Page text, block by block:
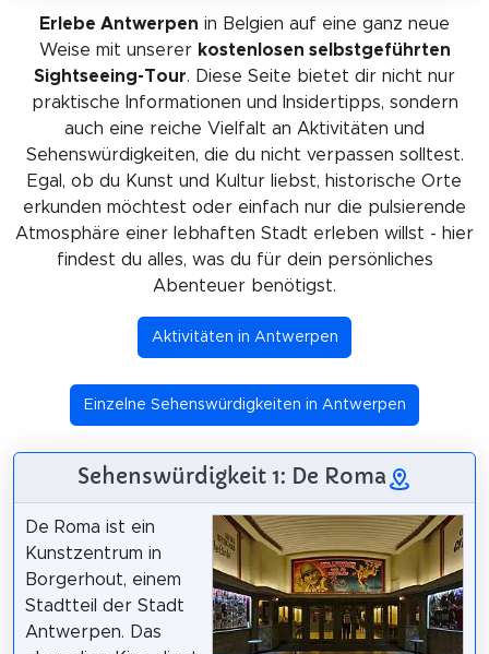
Erlebe Antwerpen in Belgien auf eine ganz neue
Weise mit unserer kostenlosen selbstgeführten
Sightseeing-Tour. Diese Seite bietet dir nicht nur
praktische Informationen und Insidertipps, sondern
auch eine reiche Vielfalt an Aktivitäten und
Sehenswürdigkeiten, die du nicht verpassen solltest.
Egal, ob du Kunst und Kultur liebst, historische Orte
erkunden möchtest oder einfach nur die pulsierende
Atmosphäre einer lebhaften Stadt erleben willst - hier
findest du alles, was du für dein persönliches
Abenteuer benötigst.
Aktivitäten in Antwerpen
Einzelne Sehenswürdigkeiten in Antwerpen
Sehenswürdigkeit 1: De Roma
De Roma ist ein
Kunstzentrum in
Borgerhout, einem
Stadtteil der Stadt
Antwerpen. Das